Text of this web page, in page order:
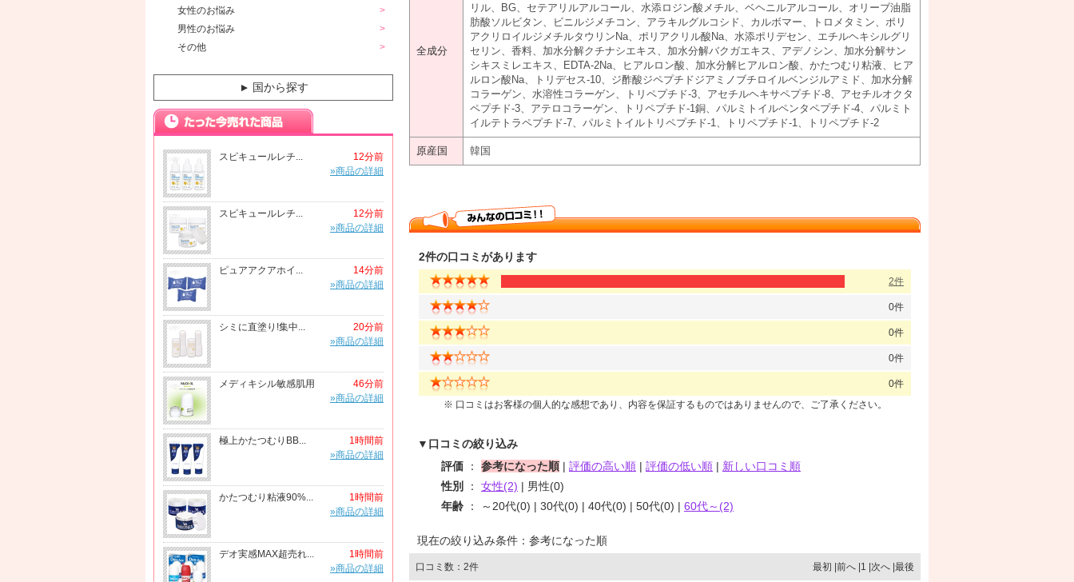
女性のお悩み
男性のお悩み
その他
▼ 国から探す
スピキュールレチ...
12分前
»商品の詳細
スピキュールレチ...
12分前
»商品の詳細
ピュアアクアホイ...
14分前
»商品の詳細
シミに直塗り!集中...
20分前
»商品の詳細
メディキシル敏感肌用
46分前
»商品の詳細
極上かたつむりBB...
1時間前
»商品の詳細
かたつむり粘液90%...
1時間前
»商品の詳細
デオ実感MAX超売れ...
1時間前
»商品の詳細
全成分
リル、BG、セテアリルアルコール、水添ロジン酸メチル、ベヘニルアルコール、オリーブ油脂
肪酸ソルビタン、ビニルジメチコン、アラキルグルコシド、カルボマー、トロメタミン、ポリ
アクリロイルジメチルタウリンNa、ポリアクリル酸Na、水添ポリデセン、エチルヘキシルグリ
セリン、香料、加水分解クチナシエキス、加水分解バクガエキス、アデノシン、加水分解サン
シキスミレエキス、EDTA-2Na、ヒアルロン酸、加水分解ヒアルロン酸、かたつむり粘液、ヒア
ルロン酸Na、トリデセス-10、ジ酢酸ジペプチドジアミノブチロイルベンジルアミド、加水分解
コラーゲン、水溶性コラーゲン、トリペプチド-3、アセチルヘキサペプチド-8、アセチルオクタ
ペプチド-3、アテロコラーゲン、トリペプチド-1銅、パルミトイルペンタペプチド-4、パルミト
イルテトラペプチド-7、パルミトイルトリペプチド-1、トリペプチド-1、トリペプチド-2
原産国 韓国
2件の口コミがあります
2件
0件
0件
0件
0件
※ 口コミはお客様の個人的な感想であり、内容を保証するものではありませんので、ご了承ください。
▼口コミの絞り込み
評価 ： 参考になった順 | 評価の高い順 | 評価の低い順 | 新しい口コミ順
性別
： 女性(2) | 男性(0)
年齢 ： ～20代(0) | 30代(0) | 40代(0) | 50代(0) | 60代～(2)
現在の絞り込み条件：参考になった順
口コミ数：2件 最初 |前へ |1 |次へ |最後